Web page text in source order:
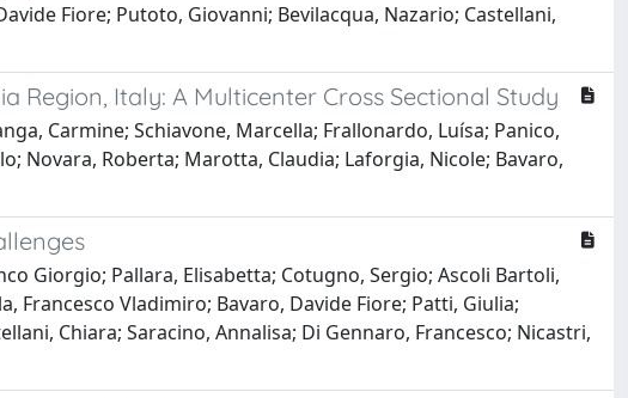
Fiore; Putoto, Giovanni; Bevilacqua, Nazario; Castellani,
Region, Italy: A Multicenter Cross Sectional Study
Carmine; Schiavone, Marcella; Frallonardo, Luísa; Panico,
Novara, Roberta; Marotta, Claudia; Laforgia, Nicole; Bavaro,
Giorgio; Pallara, Elisabetta; Cotugno, Sergio; Ascoli Bartoli,
Francesco Vladimiro; Bavaro, Davide Fiore; Patti, Giulia;
Chiara; Saracino, Annalisa; Di Gennaro, Francesco; Nicastri,